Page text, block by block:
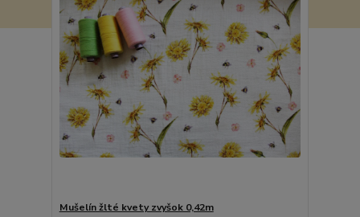
Mušelín žlté kvety zvyšok 0,42m